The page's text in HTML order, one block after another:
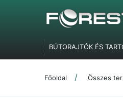
BÚTORAJTÓK ÉS
GARDRÓBELEMEK,
TOLÓAJTÓ
Főoldal Összes